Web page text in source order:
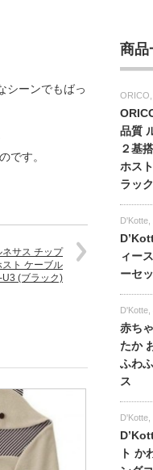
シーンでもばっ
です。
サス チップ
ト ケーブル
(ブラック)
商品
ORICO
品質
２基
ホス
ラッ
D'Kotte
ィー
ーセ
D'Kotte
赤ち
たか
ふわ
ス
D'Kotte
ト か